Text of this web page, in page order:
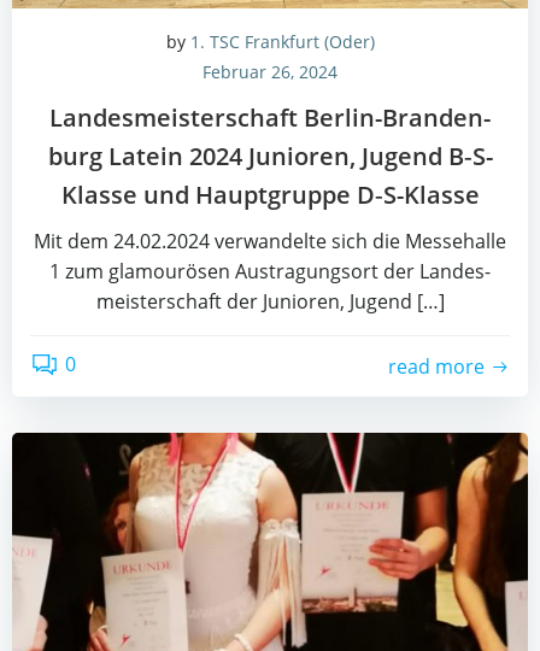
by 1. TSC Frankfurt (Oder)
Februar 26, 2024
Lan­des­meis­ter­schaft Ber­lin-Bran­den­
burg Latein 2024 Junio­ren, Jugend B‑S-
Klas­se und Haupt­grup­pe D‑S-Klas­se
Mit dem 24.02.2024 ver­wan­del­te sich die Mes­se­hal­le
1 zum gla­mou­rö­sen Aus­tra­gungs­ort der Lan­des­
meis­ter­schaft der Junio­ren, Jugend […]
0 read more